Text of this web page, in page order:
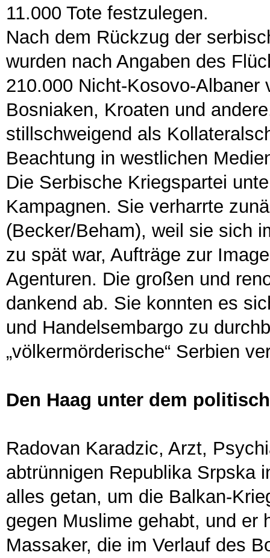
11.000 Tote festzulegen.
Nach dem Rückzug der
wurden nach Angaben des
210.000 Nicht-Kosovo-
Bosniaken, Kroaten und
stillschweigend als
Beachtung in westlichen
Die Serbische Kriegspartei
Kampagnen. Sie verharrte
(Becker/Beham), weil sie sich
zu spät war, Aufträge zur
Agenturen. Die großen und
dankend ab. Sie konnten es
und Handelsembargo zu
„völkermörderische“ Serbien
Den Haag unter dem
Radovan Karadzic, Arzt,
abtrünnigen Republika Srpska
alles getan, um die Balkan-
gegen Muslime gehabt, und er
Massaker, die im Verlauf des